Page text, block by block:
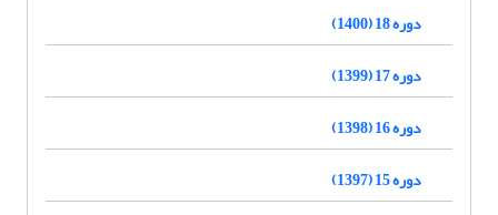
دوره 18 (1400)
دوره 17 (1399)
دوره 16 (1398)
دوره 15 (1397)